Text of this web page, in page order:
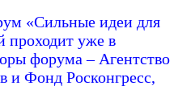
«Сильные идеи для
проходит уже в
форума – Агентство
и Фонд Росконгресс,